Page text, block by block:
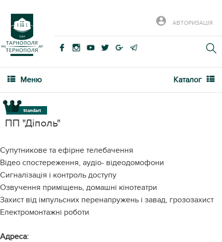
АВТОРИЗАЦІЯ
Меню Каталог
ПП "Діполь"
Супутникове та ефірне телебачення
Відео спостереження, аудіо- відеодомофони
Сигналізація і контроль доступу
Озвучення приміщень, домашні кінотеатри
Захист від імпульсних перенапружень і завад, грозозахист
Електромонтажні роботи
Адреса: